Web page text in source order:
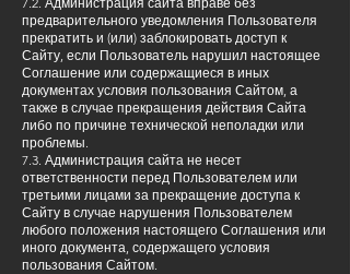
предварительного уведомления Пользователя
прекратить и (или) заблокировать доступ к
Сайту, если Пользователь нарушил настоящее
Соглашение или содержащиеся в иных
документах условия пользования Сайтом, а
также в случае прекращения действия Сайта
либо по причине технической неполадки или
проблемы.
7.3. Администрация сайта не несет
ответственности перед Пользователем или
третьими лицами за прекращение доступа к
Сайту в случае нарушения Пользователем
любого положения настоящего Соглашения или
иного документа, содержащего условия
пользования Сайтом.